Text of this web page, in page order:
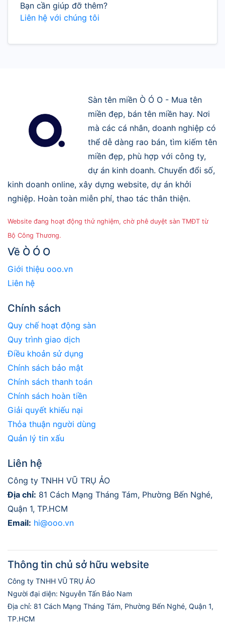
Bạn cần giúp đỡ thêm?
Liên hệ với chúng tôi
Sàn tên miền Ò Ó O - Mua tên
miền đẹp, bán tên miền hay. Nơi
mà các cá nhân, doanh nghiệp có
thể dễ dàng rao bán, tìm kiếm tên
miền đẹp, phù hợp với công ty,
dự án kinh doanh. Chuyển đổi số,
kinh doanh online, xây dựng website, dự án khởi
nghiệp. Hoàn toàn miễn phí, thao tác thân thiện.
Website đang hoạt động thử nghiệm, chờ phê duyệt sàn TMĐT từ
Bộ Công Thương.
Về Ò Ó O
Giới thiệu ooo.vn
Liên hệ
Chính sách
Quy chế hoạt động sàn
Quy trình giao dịch
Điều khoản sử dụng
Chính sách bảo mật
Chính sách thanh toán
Chính sách hoàn tiền
Giải quyết khiếu nại
Thỏa thuận người dùng
Quản lý tin xấu
Liên hệ
Công ty TNHH VŨ TRỤ ẢO
Địa chỉ: 81 Cách Mạng Tháng Tám, Phường Bến Nghé,
Quận 1, TP.HCM
Email: hi@ooo.vn
Thông tin chủ sở hữu website
Công ty TNHH VŨ TRỤ ẢO
Người đại diện: Nguyễn Tấn Bảo Nam
Địa chỉ: 81 Cách Mạng Tháng Tám, Phường Bến Nghé, Quận 1,
TP.HCM